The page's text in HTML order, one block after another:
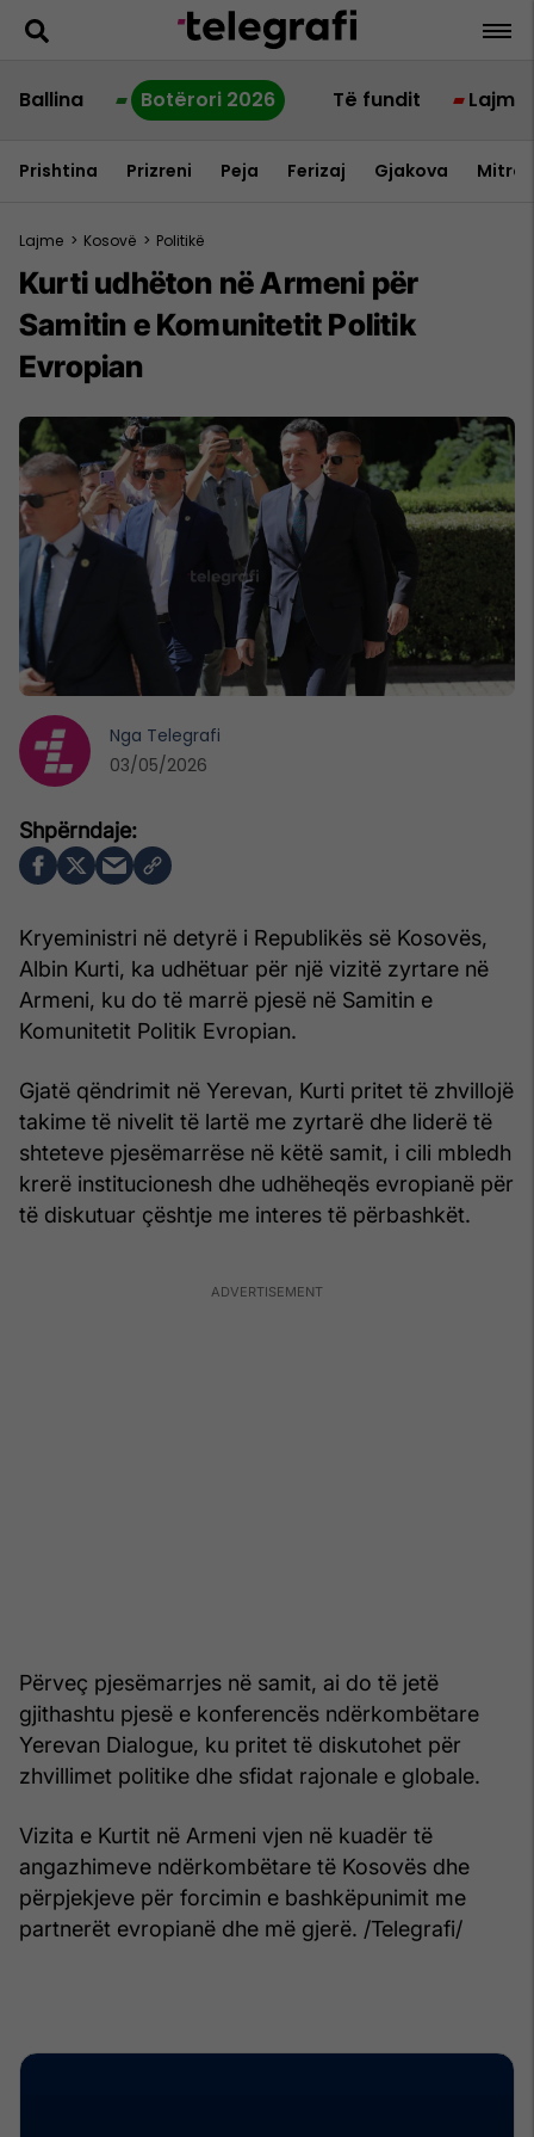
Ballina Botërori 2026 Të fundit Lajme
Prishtina Prizreni Peja Ferizaj Gjakova
Lajme > Kosovë > Politikë
Kurti udhëton në Armeni për
Samitin e Komunitetit Politik
Evropian
Kryeministri në detyrë i Republikës së Kosovës,
Albin Kurti, ka udhëtuar për një vizitë zyrtare në
Armeni, ku do të marrë pjesë në Samitin e
Komunitetit Politik Evropian.
Gjatë qëndrimit në Yerevan, Kurti pritet të zhvillojë
takime të nivelit të lartë me zyrtarë dhe liderë të
shteteve pjesëmarrëse në këtë samit, i cili mbledh
krerë institucionesh dhe udhëheqës evropianë për
të diskutuar çështje me interes të përbashkët.
Përveç pjesëmarrjes në samit, ai do të jetë
gjithashtu pjesë e konferencës ndërkombëtare
Yerevan Dialogue, ku pritet të diskutohet për
zhvillimet politike dhe sfidat rajonale e globale.
Vizita e Kurtit në Armeni vjen në kuadër të
angazhimeve ndërkombëtare të Kosovës dhe
përpjekjeve për forcimin e bashkëpunimit me
partnerët evropianë dhe më gjerë. /Telegrafi/
Nga Telegrafi
03/05/2026